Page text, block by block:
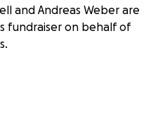
and Andreas Weber are
fundraiser on behalf of